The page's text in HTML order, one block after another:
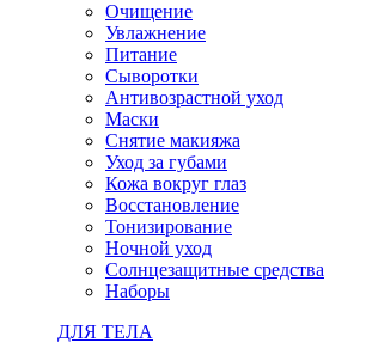
Очищение
Увлажнение
Питание
Сыворотки
Антивозрастной уход
Маски
Снятие макияжа
Уход за губами
Кожа вокруг глаз
Восстановление
Тонизирование
Ночной уход
Солнцезащитные средства
Наборы
ДЛЯ ТЕЛА